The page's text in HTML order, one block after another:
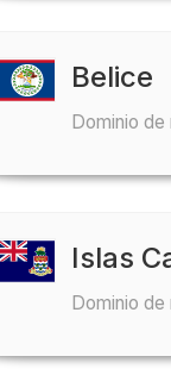
Belice
Dominio
Islas
Dominio